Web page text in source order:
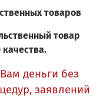
товаров
товар
деньги без
заявлений